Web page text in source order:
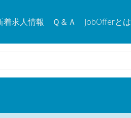
着求人情報 Ｑ＆Ａ JobOfferとは